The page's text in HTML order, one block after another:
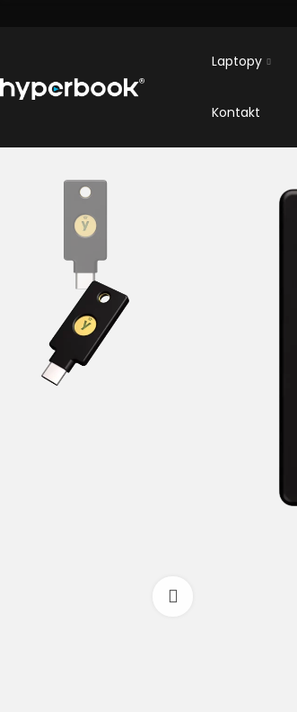
Laptopy
Kontakt